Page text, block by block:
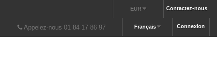
Contactez-nous
EUR
Appelez-nous 01 84 17 86 97 Connexion
Français